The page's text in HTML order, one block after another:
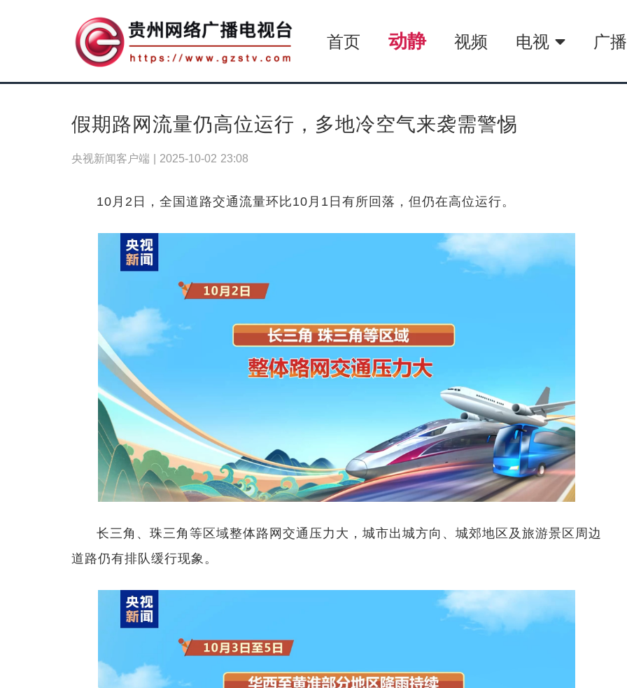
首页 动静 视频 电视 广播
假期路网流量仍高位运行，多地冷空气来袭需警惕
央视新闻客户端 | 2025-10-02 23:08
10月2日，全国道路交通流量环比10月1日有所回落，但仍在高位运行。
长三角、珠三角等区域整体路网交通压力大，城市出城方向、城郊地区及旅游景区周边
道路仍有排队缓行现象。